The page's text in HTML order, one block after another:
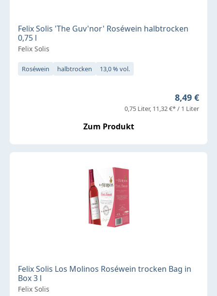
Felix Solis 'The Guv'nor' Roséwein halbtrocken
0,75 l
Felix Solis
Roséwein halbtrocken 13,0 % vol.
Regulärer
8,49 €
0,75 Liter 11,32 €* / 1 Liter
Zum Produkt
Felix Solis Los Molinos Roséwein trocken Bag in
Box 3 l
Felix Solis